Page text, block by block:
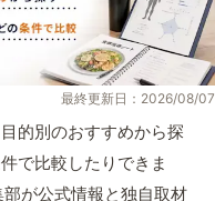
最終更新日：2026/08/07
的別のおすすめから探
で比較したりできま
が公式情報と独自取材